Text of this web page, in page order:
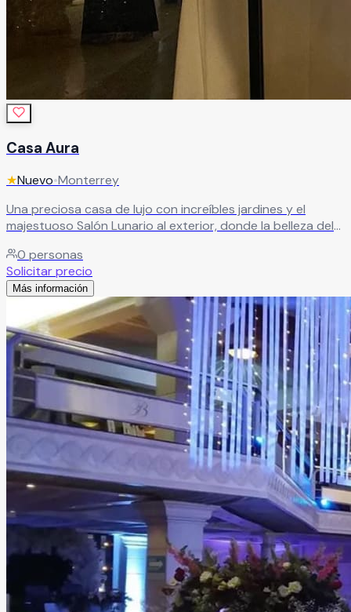
Casa Aura
★Nuevo•Monterrey
Una preciosa casa de lujo con increíbles jardines y el
majestuoso Salón Lunario al exterior, donde la belleza del
rincón de Casa Aura está pensado para sorprender, para
emocionar, para quedarse grabado en la memoria de
quienes lo viven.
0 personas
Solicitar precio
Más información